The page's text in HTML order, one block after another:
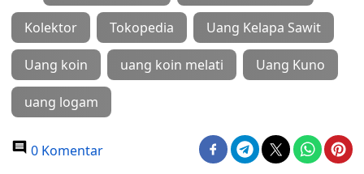
Kolektor Tokopedia Uang Kelapa Sawit
Uang koin uang koin melati Uang Kuno
uang logam
0 Komentar